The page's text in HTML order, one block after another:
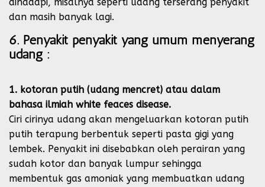
dan masih banyak lagi.
6. Penyakit penyakit yang umum menyerang
udang :
1. kotoran putih (udang mencret) atau dalam
bahasa ilmiah white feaces disease.
Ciri cirinya udang akan mengeluarkan kotoran putih
putih terapung berbentuk seperti pasta gigi yang
lembek. Penyakit ini disebabkan oleh perairan yang
sudah kotor dan banyak lumpur sehingga
membentuk gas amoniak yang membuatkan udang